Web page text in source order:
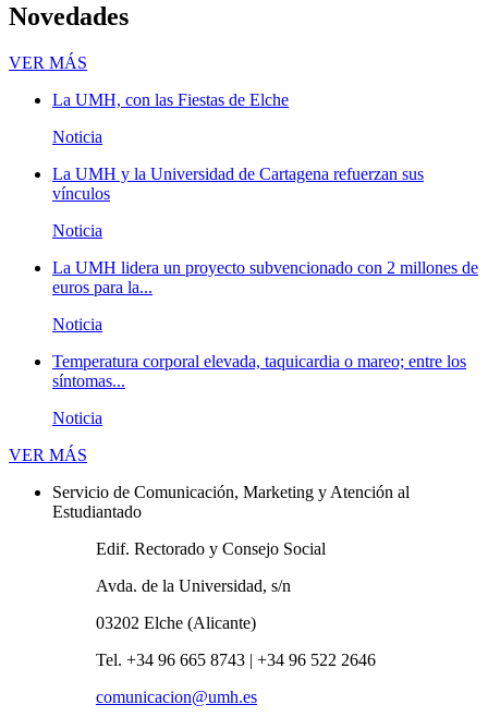
Novedades
VER MÁS
La UMH, con las Fiestas de Elche
Noticia
La UMH y la Universidad de Cartagena refuerzan sus
vínculos
Noticia
La UMH lidera un proyecto subvencionado con 2 millones de
euros para la...
Noticia
Temperatura corporal elevada, taquicardia o mareo; entre los
síntomas...
Noticia
VER MÁS
Servicio de Comunicación, Marketing y Atención al
Estudiantado
Edif. Rectorado y Consejo Social
Avda. de la Universidad, s/n
03202 Elche (Alicante)
Tel. +34 96 665 8743 | +34 96 522 2646
comunicacion@umh.es